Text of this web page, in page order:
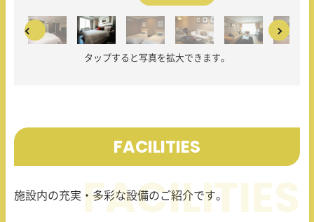
タップすると写真を拡大できます。
FACILITIES
施設内の充実・多彩な設備のご紹介です。